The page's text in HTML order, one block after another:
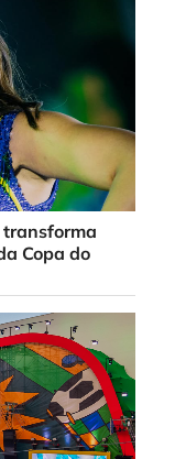
Copa do